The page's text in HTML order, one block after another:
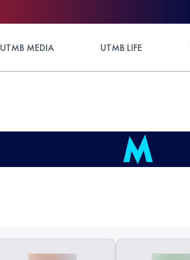
UTMB MEDIA UTMB LIFE